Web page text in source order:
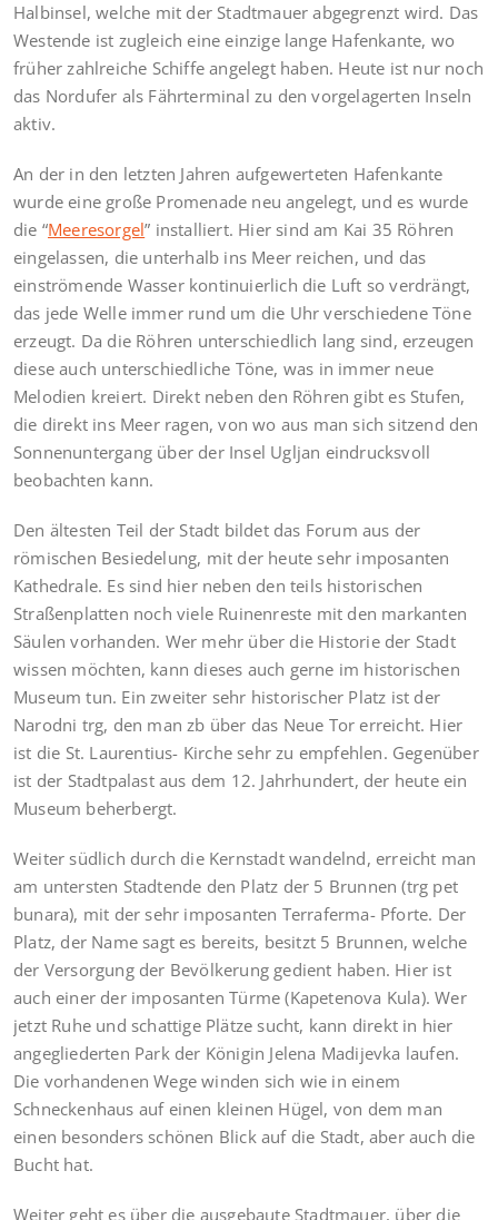
Halbinsel, welche mit der Stadtmauer abgegrenzt wird. Das
Westende ist zugleich eine einzige lange Hafenkante, wo
früher zahlreiche Schiffe angelegt haben. Heute ist nur noch
das Nordufer als Fährterminal zu den vorgelagerten Inseln
aktiv.
An der in den letzten Jahren aufgewerteten Hafenkante
wurde eine große Promenade neu angelegt, und es wurde
die “Meeresorgel” installiert. Hier sind am Kai 35 Röhren
eingelassen, die unterhalb ins Meer reichen, und das
einströmende Wasser kontinuierlich die Luft so verdrängt,
das jede Welle immer rund um die Uhr verschiedene Töne
erzeugt. Da die Röhren unterschiedlich lang sind, erzeugen
diese auch unterschiedliche Töne, was in immer neue
Melodien kreiert. Direkt neben den Röhren gibt es Stufen,
die direkt ins Meer ragen, von wo aus man sich sitzend den
Sonnenuntergang über der Insel Ugljan eindrucksvoll
beobachten kann.
Den ältesten Teil der Stadt bildet das Forum aus der
römischen Besiedelung, mit der heute sehr imposanten
Kathedrale. Es sind hier neben den teils historischen
Straßenplatten noch viele Ruinenreste mit den markanten
Säulen vorhanden. Wer mehr über die Historie der Stadt
wissen möchten, kann dieses auch gerne im historischen
Museum tun. Ein zweiter sehr historischer Platz ist der
Narodni trg, den man zb über das Neue Tor erreicht. Hier
ist die St. Laurentius- Kirche sehr zu empfehlen. Gegenüber
ist der Stadtpalast aus dem 12. Jahrhundert, der heute ein
Museum beherbergt.
Weiter südlich durch die Kernstadt wandelnd, erreicht man
am untersten Stadtende den Platz der 5 Brunnen (trg pet
bunara), mit der sehr imposanten Terraferma- Pforte. Der
Platz, der Name sagt es bereits, besitzt 5 Brunnen, welche
der Versorgung der Bevölkerung gedient haben. Hier ist
auch einer der imposanten Türme (Kapetenova Kula). Wer
jetzt Ruhe und schattige Plätze sucht, kann direkt in hier
angegliederten Park der Königin Jelena Madijevka laufen.
Die vorhandenen Wege winden sich wie in einem
Schneckenhaus auf einen kleinen Hügel, von dem man
einen besonders schönen Blick auf die Stadt, aber auch die
Bucht hat.
Weiter geht es über die ausgebaute Stadtmauer, über die